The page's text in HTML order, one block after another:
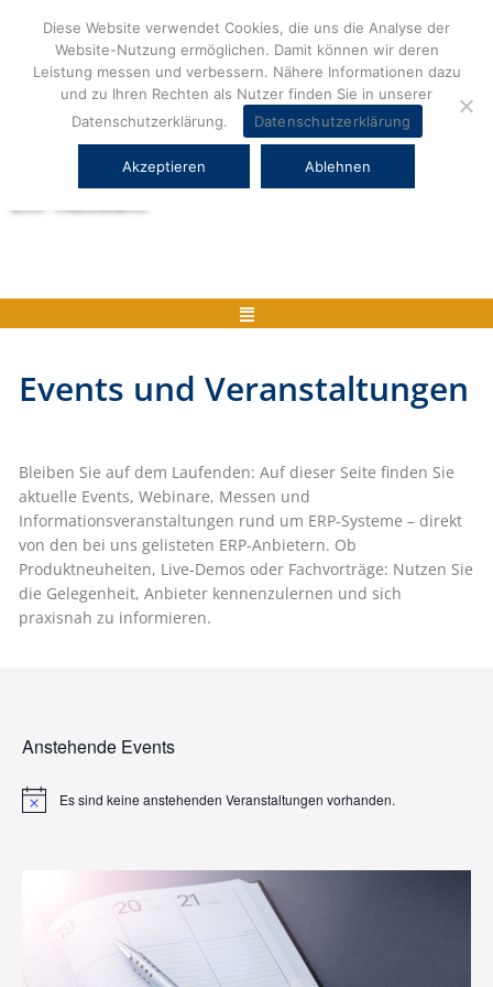
springen
Herstellerneutrale ERP Beratung und
Menü
Events und Veranstaltungen
Bleiben Sie auf dem Laufenden: Auf dieser Seite finden Sie
aktuelle Events, Webinare, Messen und
Informationsveranstaltungen rund um ERP-Systeme – direkt
von den bei uns gelisteten ERP-Anbietern. Ob
Produktneuheiten, Live-Demos oder Fachvorträge: Nutzen Sie
die Gelegenheit, Anbieter kennenzulernen und sich
praxisnah zu informieren.
Anstehende Events
Es sind keine anstehenden Veranstaltungen vorhanden.
Diese Website verwendet Cookies, die uns die Analyse der
Website-Nutzung ermöglichen. Damit können wir deren
Leistung messen und verbessern. Nähere Informationen dazu
und zu Ihren Rechten als Nutzer finden Sie in unserer
Datenschutzerklärung.
Datenschutzerklärung
Akzeptieren Ablehnen